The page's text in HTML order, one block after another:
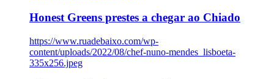
Honest Greens prestes a chegar ao Chiado
https://www.ruadebaixo.com/wp-
content/uploads/2022/08/chef-nuno-mendes_lisboeta-
335x256.jpeg